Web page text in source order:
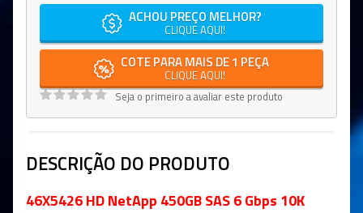
ACHOU PREÇO MELHOR?
CLIQUE AQUI!
COTE PARA MAIS DE 1 PEÇA
CLIQUE AQUI!
Seja o primeiro a avaliar este produto
DESCRIÇÃO DO PRODUTO
46X5426 HD NetApp 450GB SAS 6 Gbps 10K